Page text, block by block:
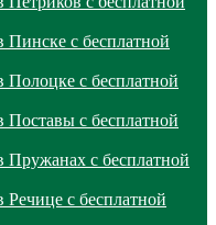
с бесплатной
с бесплатной
с бесплатной
с бесплатной
с бесплатной